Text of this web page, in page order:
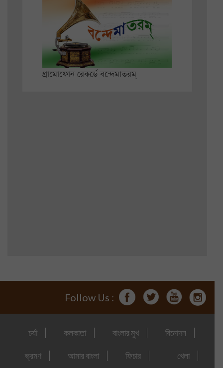
গ্রামোফোন রেকর্ডে বন্দেমাতরম্
Follow Us :
চর্যা কলকাতা বাংলার মুখ বিনোদন
ভ্রমণ আমার বাংলা ফিচার খেলা